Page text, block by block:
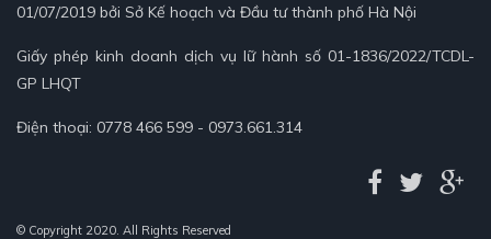
01/07/2019 bởi Sở Kế hoạch và Đầu tư thành phố Hà Nội
Giấy phép kinh doanh dịch vụ lữ hành số 01-1836/2022/TCDL-
GP LHQT
Điện thoại: 0778 466 599 - 0973.661.314
© Copyright 2020. All Rights Reserved